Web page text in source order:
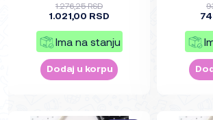
1.276,25 RSD
1.021,00 RSD
Ima na stanju
Dodaj u korpu